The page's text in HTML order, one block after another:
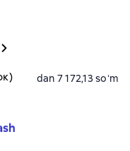
dan 7 172,13 soʻm